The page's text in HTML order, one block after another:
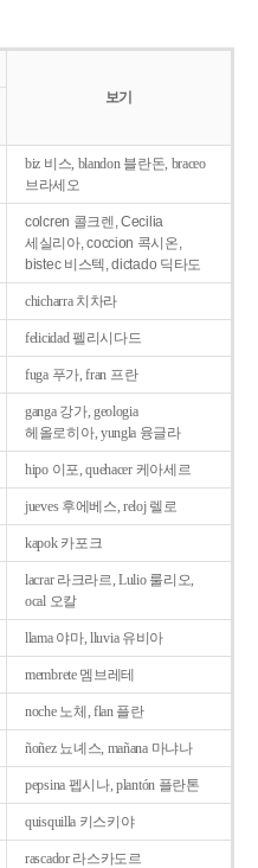
보기
biz 비스, blandon 블란돈, braceo
브라세오
colcren 콜크렌, Cecilia
세실리아, coccion 콕시온,
bistec 비스텍, dictado 딕타도
chicharra 치차라
felicidad 펠리시다드
fuga 푸가, fran 프란
ganga 강가, geologia
헤올로히아, yungla 융글라
hipo 이포, quehacer 케아세르
jueves 후에베스, reloj 렐로
kapok 카포크
lacrar 라크라르, Lulio 룰리오,
ocal 오칼
llama 야마, lluvia 유비아
membrete 멤브레테
noche 노체, flan 플란
ñoñez 뇨녜스, mañana 마냐나
pepsina 펩시나, plantón 플란톤
quisquilla 키스키야
rascador 라스카도르